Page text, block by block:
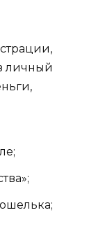
личный